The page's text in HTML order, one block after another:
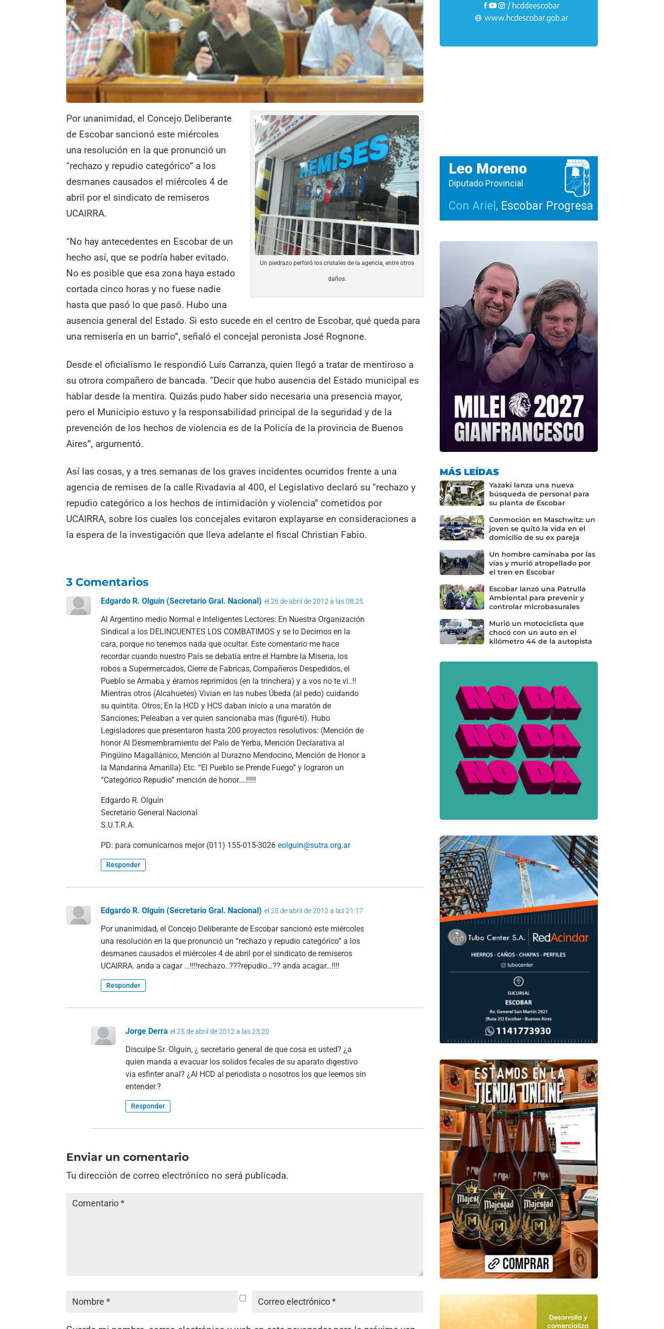
Un piedrazo perforó los cristales de la agencia, entre otros
daños.
Por unanimidad, el Concejo Deliberante
de Escobar sancionó este miércoles
una resolución en la que pronunció un
“rechazo y repudio categórico” a los
desmanes causados el miércoles 4 de
abril por el sindicato de remiseros
UCAIRRA.
“No hay antecedentes en Escobar de un
hecho así, que se podría haber evitado.
No es posible que esa zona haya estado
cortada cinco horas y no fuese nadie
hasta que pasó lo que pasó. Hubo una
ausencia general del Estado. Si esto sucede en el centro de Escobar, qué queda para
una remisería en un barrio”, señaló el concejal peronista José Rognone.
Desde el oficialismo le respondió Luis Carranza, quien llegó a tratar de mentiroso a
su otrora compañero de bancada. “Decir que hubo ausencia del Estado municipal es
hablar desde la mentira. Quizás pudo haber sido necesaria una presencia mayor,
pero el Municipio estuvo y la responsabilidad principal de la seguridad y de la
prevención de los hechos de violencia es de la Policía de la provincia de Buenos
Aires”, argumentó.
Así las cosas, y a tres semanas de los graves incidentes ocurridos frente a una
agencia de remises de la calle Rivadavia al 400, el Legislativo declaró su “rechazo y
repudio categórico a los hechos de intimidación y violencia” cometidos por
UCAIRRA, sobre los cuales los concejales evitaron explayarse en consideraciones a
la espera de la investigación que lleva adelante el fiscal Christian Fabio.
3 Comentarios
Edgardo R. Olguin (Secretario Gral. Nacional) el 26 de abril de 2012 a las 08:25
Al Argentino medio Normal e Inteligentes Lectores: En Nuestra Organización
Sindical a los DELINCUENTES LOS COMBATIMOS y se lo Decimos en la
cara, porque no tenemos nada que ocultar. Este comentario me hace
recordar cuando nuestro País se debatía entre el Hambre la Miseria, los
robos a Supermercados, Cierre de Fabricas, Compañeros Despedidos, el
Pueblo se Armaba y éramos reprimidos (en la trinchera) y a vos no te vi..!!
Mientras otros (Alcahuetes) Vivian en las nubes Úbeda (al pedo) cuidando
su quintita. Otros; En la HCD y HCS daban inicio a una maratón de
Sanciones; Peleaban a ver quien sancionaba mas (figuré-ti). Hubo
Legisladores que presentaron hasta 200 proyectos resolutivos: (Mención de
honor Al Desmembramiento del Palo de Yerba, Mención Declarativa al
Pingüino Magallánico, Mención al Durazno Mendocino, Mención de Honor a
la Mandarina Amarilla) Etc. “El Pueblo se Prende Fuego” y lograron un
“Categórico Repudio” mención de honor….!!!!!
Edgardo R. Olguín
Secretario General Nacional
S.U.T.R.A.
PD: para comunicarnos mejor (011) 155-015-3026eolguin@sutra.org.ar
Responder
Edgardo R. Olguin (Secretario Gral. Nacional) el 25 de abril de 2012 a las 21:17
Por unanimidad, el Concejo Deliberante de Escobar sancionó este miércoles
una resolución en la que pronunció un “rechazo y repudio categórico” a los
desmanes causados el miércoles 4 de abril por el sindicato de remiseros
UCAIRRA. anda a cagar …!!!!rechazo..???repudio…?? anda acagar…!!!!
Responder
Jorge Derra el 25 de abril de 2012 a las 23:20
Disculpe Sr. Olguin, ¿ secretario general de que cosa es usted? ¿a
quien manda a evacuar los solidos fecales de su aparato digestivo
via esfinter anal? ¿Al HCD al periodista o nosotros los que leemos sin
entender.?
Responder
Enviar un comentario
Tu dirección de correo electrónico no será publicada.
MÁS LEÍDAS
Yazaki lanza una nueva
búsqueda de personal para
su planta de Escobar
Conmoción en Maschwitz: un
joven se quitó la vida en el
domicilio de su ex pareja
Un hombre caminaba por las
vías y murió atropellado por
el tren en Escobar
Escobar lanzó una Patrulla
Ambiental para prevenir y
controlar microbasurales
Murió un motociclista que
chocó con un auto en el
kilómetro 44 de la autopista